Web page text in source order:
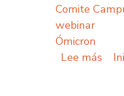
Comite
webinar
Ómicron
Lee más